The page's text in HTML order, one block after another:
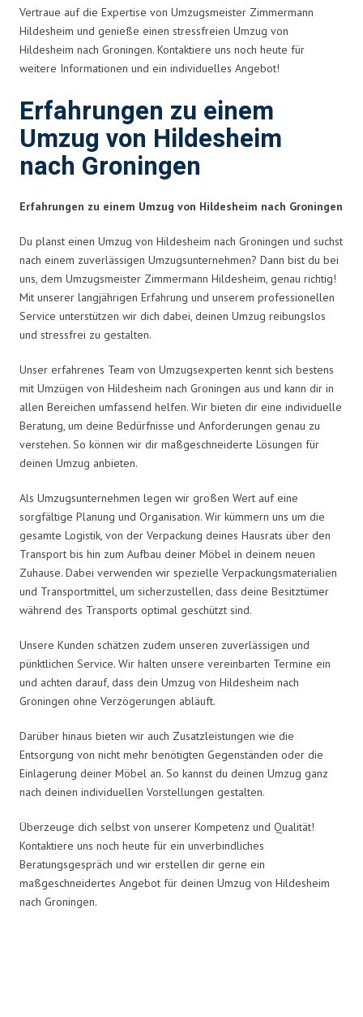
Vertraue auf die Expertise von Umzugsmeister Zimmermann
Hildesheim und genieße einen stressfreien Umzug von
Hildesheim nach Groningen. Kontaktiere uns noch heute für
weitere Informationen und ein individuelles Angebot!
Erfahrungen zu einem
Umzug von Hildesheim
nach Groningen
Erfahrungen zu einem Umzug von Hildesheim nach Groningen
Du planst einen Umzug von Hildesheim nach Groningen und suchst
nach einem zuverlässigen Umzugsunternehmen? Dann bist du bei
uns, dem Umzugsmeister Zimmermann Hildesheim, genau richtig!
Mit unserer langjährigen Erfahrung und unserem professionellen
Service unterstützen wir dich dabei, deinen Umzug reibungslos
und stressfrei zu gestalten.
Unser erfahrenes Team von Umzugsexperten kennt sich bestens
mit Umzügen von Hildesheim nach Groningen aus und kann dir in
allen Bereichen umfassend helfen. Wir bieten dir eine individuelle
Beratung, um deine Bedürfnisse und Anforderungen genau zu
verstehen. So können wir dir maßgeschneiderte Lösungen für
deinen Umzug anbieten.
Als Umzugsunternehmen legen wir großen Wert auf eine
sorgfältige Planung und Organisation. Wir kümmern uns um die
gesamte Logistik, von der Verpackung deines Hausrats über den
Transport bis hin zum Aufbau deiner Möbel in deinem neuen
Zuhause. Dabei verwenden wir spezielle Verpackungsmaterialien
und Transportmittel, um sicherzustellen, dass deine Besitztümer
während des Transports optimal geschützt sind.
Unsere Kunden schätzen zudem unseren zuverlässigen und
pünktlichen Service. Wir halten unsere vereinbarten Termine ein
und achten darauf, dass dein Umzug von Hildesheim nach
Groningen ohne Verzögerungen abläuft.
Darüber hinaus bieten wir auch Zusatzleistungen wie die
Entsorgung von nicht mehr benötigten Gegenständen oder die
Einlagerung deiner Möbel an. So kannst du deinen Umzug ganz
nach deinen individuellen Vorstellungen gestalten.
Überzeuge dich selbst von unserer Kompetenz und Qualität!
Kontaktiere uns noch heute für ein unverbindliches
Beratungsgespräch und wir erstellen dir gerne ein
maßgeschneidertes Angebot für deinen Umzug von Hildesheim
nach Groningen.